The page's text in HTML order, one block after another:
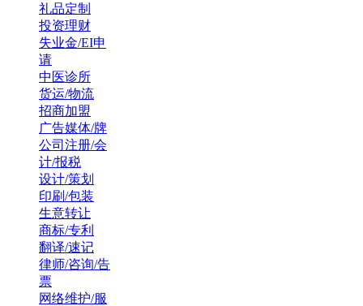
礼品定制
投资理财
失业金/EI申
请
中医诊所
货运/物流
招商加盟
广告媒体/牌
公司注册/会
计/报税
设计/策划
印刷/包装
生意转让
商标/专利
翻译/速记
律师/咨询/告
票
网络维护/服